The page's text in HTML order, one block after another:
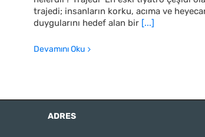
trajedi; insanların korku, acıma ve
duygularını hedef alan bir [...]
Devamını Oku
ADRES